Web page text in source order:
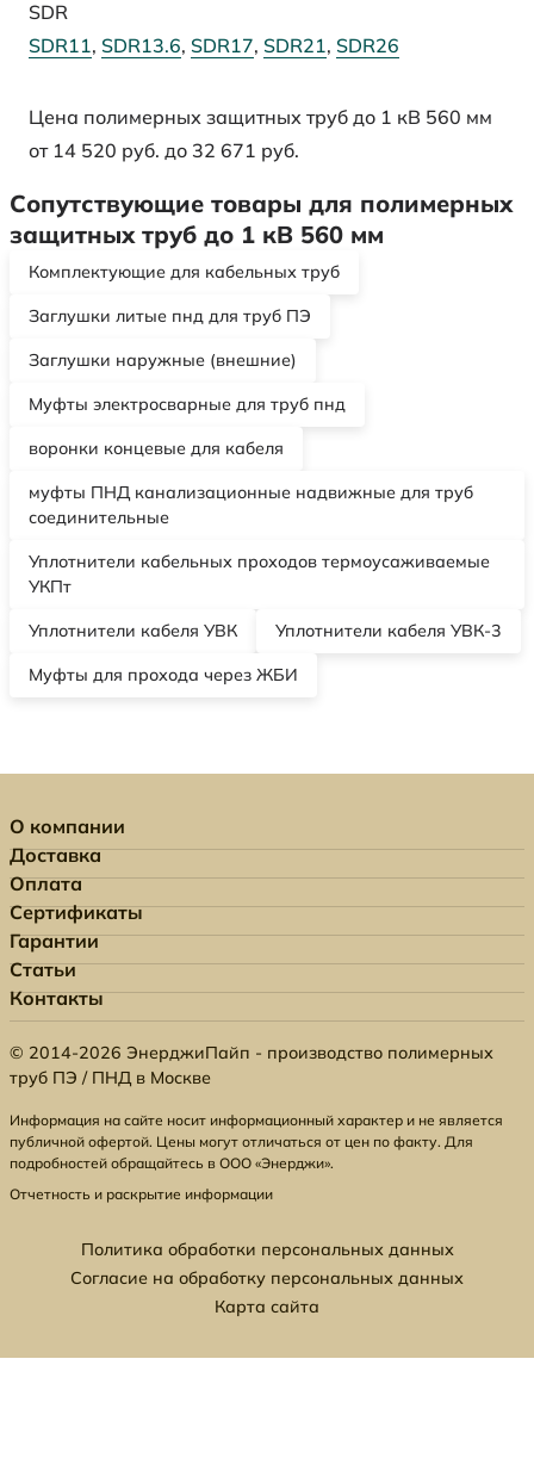
SDR
SDR11, SDR13.6, SDR17, SDR21, SDR26
Цена полимерных защитных труб до 1 кВ 560 мм
от 14 520 руб. до 32 671 руб.
Сопутствующие товары для полимерных
защитных труб до 1 кВ 560 мм
Комплектующие для кабельных труб
Заглушки литые пнд для труб ПЭ
Заглушки наружные (внешние)
Муфты электросварные для труб пнд
воронки концевые для кабеля
муфты ПНД канализационные надвижные для труб
соединительные
Уплотнители кабельных проходов термоусаживаемые
УКПт
Уплотнители кабеля УВК Уплотнители кабеля УВК-3
Муфты для прохода через ЖБИ
О компании
Доставка
Оплата
Сертификаты
Гарантии
Статьи
Контакты
© 2014-2026 ЭнерджиПайп - производство полимерных
труб ПЭ / ПНД в Москве
Информация на сайте носит информационный характер и не является
публичной офертой. Цены могут отличаться от цен по факту. Для
подробностей обращайтесь в ООО «Энерджи».
Отчетность и раскрытие информации
Политика обработки персональных данных
Согласие на обработку персональных данных
Карта сайта